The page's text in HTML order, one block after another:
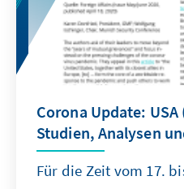
Corona Update: USA
Studien, Analysen
Für die Zeit vom 17.